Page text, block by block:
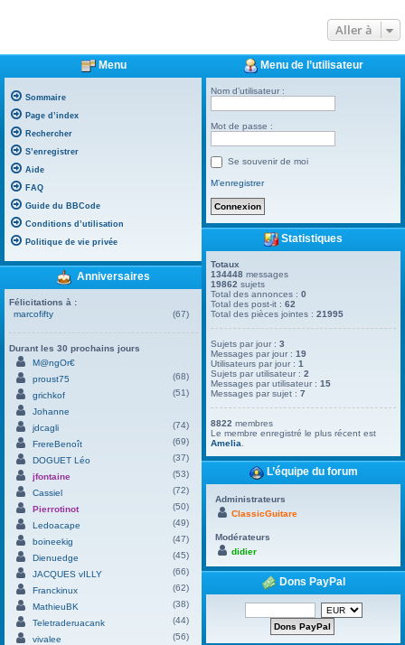
Aller à
Menu
Sommaire
Page d’index
Rechercher
S’enregistrer
Aide
FAQ
Guide du BBCode
Conditions d’utilisation
Politique de vie privée
Anniversaires
Félicitations à :
marcofifty
(67)
Durant les 30 prochains jours
M@ngOr€
proust75
(68)
grichkof
(51)
Johanne
jdcagli
(74)
FrereBenoît
(69)
DOGUET Léo
(37)
jfontaine
(53)
Cassiel
(72)
Pierrotinot
(50)
Ledoacape
(49)
boineekig
(47)
Dienuedge
(45)
JACQUES vILLY
(66)
Franckinux
(62)
MathieuBK
(38)
Teletraderuacank
(44)
vivalee
(56)
Menu de l’utilisateur
Nom d’utilisateur :
Mot de passe :
Se souvenir de moi
M’enregistrer
Statistiques
Totaux
134448 messages
19862 sujets
Total des annonces :0
Total des post-it :62
Total des pièces jointes :21995
Sujets par jour :3
Messages par jour :19
Utilisateurs par jour :1
Sujets par utilisateur :2
Messages par utilisateur :15
Messages par sujet :7
8822 membres
Le membre enregistré le plus récent est
Amelia
L’équipe du forum
Administrateurs
ClassicGuitare
Modérateurs
didier
Dons PayPal